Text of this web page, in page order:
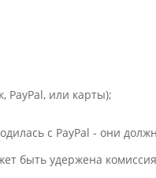
или карты);
с PayPal - они
быть удержена